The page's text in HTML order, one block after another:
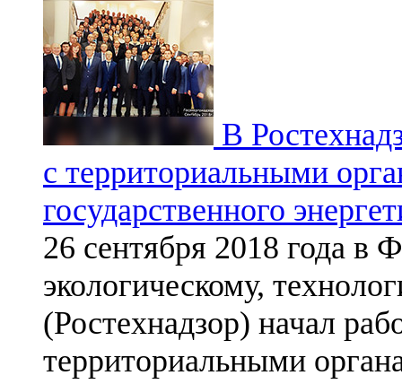
В
с территориальными
государственного
26 сентября 2018 года в
экологическому,
(Ростехнадзор) начал
территориальными